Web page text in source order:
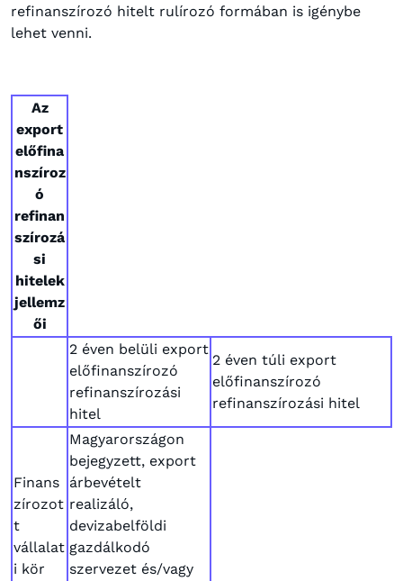
refinanszírozó hitelt rulírozó formában is igénybe
lehet venni.
Az
export
előfina
nszíroz
ó
refinan
szírozá
si
hitelek
jellemz
ői
2 éven belüli export
előfinanszírozó
refinanszírozási
hitel
2 éven túli export
előfinanszírozó
refinanszírozási hitel
Finans
zírozot
t
vállalat
i kör
Magyarországon
bejegyzett, export
árbevételt
realizáló,
devizabelföldi
gazdálkodó
szervezet és/vagy